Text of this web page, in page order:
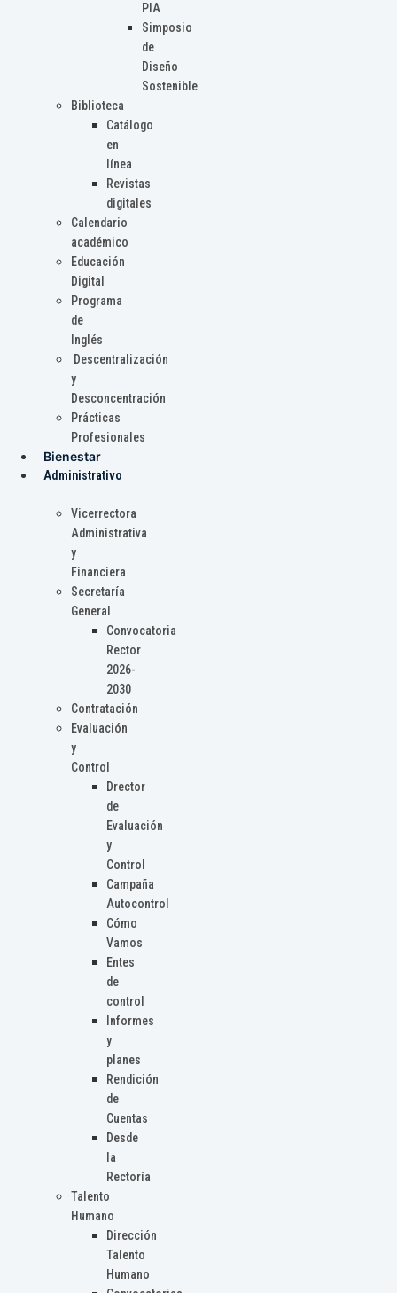
PIA
Simposio
de
Diseño
Sostenible
Biblioteca
Catálogo
en
línea
Revistas
digitales
Calendario
académico
Educación
Digital
Programa
de
Inglés
Descentralización
y
Desconcentración
Prácticas
Profesionales
Bienestar
Administrativo
Vicerrectora
Administrativa
y
Financiera
Secretaría
General
Convocatoria
Rector
2026-
2030
Contratación
Evaluación
y
Control
Drector
de
Evaluación
y
Control
Campaña
Autocontrol
Cómo
Vamos
Entes
de
control
Informes
y
planes
Rendición
de
Cuentas
Desde
la
Rectoría
Talento
Humano
Dirección
Talento
Humano